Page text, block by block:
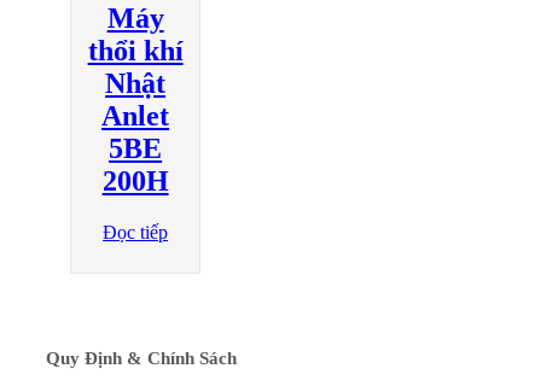
Máy
thổi khí
Nhật
Anlet
5BE
200H
Đọc tiếp
Quy Định & Chính Sách